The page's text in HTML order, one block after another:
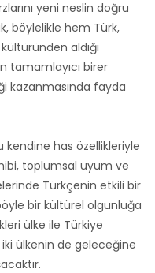
yeni neslin doğru
böylelikle hem Türk,
aldığı
tamamlayıcı birer
kazanmasında fayda
kendine has özellikleriyle
toplumsal uyum ve
Türkçenin etkili bir
bir kültürel olgunluğa
ülke ile Türkiye
ülkenin de geleceğine